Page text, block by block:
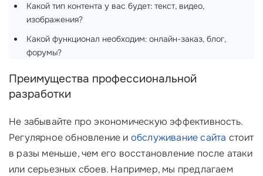
Какой тип контента у вас будет: текст, видео,
изображения?
Какой функционал необходим: онлайн-заказ, блог,
форумы?
Преимущества профессиональной
разработки
Не забывайте про экономическую эффективность.
Регулярное обновление и обслуживание сайта стоит
в разы меньше, чем его восстановление после атаки
или серьезных сбоев. Например, мы предлагаем